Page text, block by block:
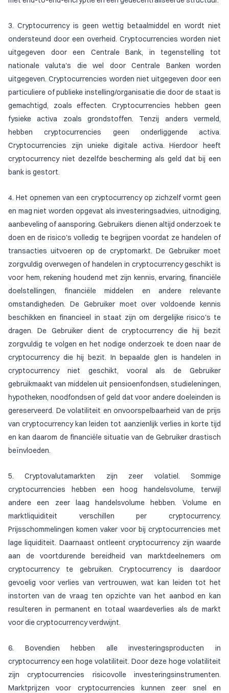
3. Cryptocurrency is geen wettig betaalmiddel en wordt niet
ondersteund door een overheid. Cryptocurrencies worden niet
uitgegeven door een Centrale Bank, in tegenstelling tot
nationale valuta's die wel door Centrale Banken worden
uitgegeven. Cryptocurrencies worden niet uitgegeven door een
particuliere of publieke instelling/organisatie die door de staat is
gemachtigd, zoals effecten. Cryptocurrencies hebben geen
fysieke activa zoals grondstoffen. Tenzij anders vermeld,
hebben cryptocurrencies geen onderliggende activa.
Cryptocurrencies zijn unieke digitale activa. Hierdoor heeft
cryptocurrency niet dezelfde bescherming als geld dat bij een
bank is gestort.
4. Het opnemen van een cryptocurrency op zichzelf vormt geen
en mag niet worden opgevat als investeringsadvies, uitnodiging,
aanbeveling of aansporing. Gebruikers dienen altijd onderzoek te
doen en de risico's volledig te begrijpen voordat ze handelen of
transacties uitvoeren op de cryptomarkt. De Gebruiker moet
zorgvuldig overwegen of handelen in cryptocurrency geschikt is
voor hem, rekening houdend met zijn kennis, ervaring, financiële
doelstellingen, financiële middelen en andere relevante
omstandigheden. De Gebruiker moet over voldoende kennis
beschikken en financieel in staat zijn om dergelijke risico's te
dragen. De Gebruiker dient de cryptocurrency die hij bezit
zorgvuldig te volgen en het nodige onderzoek te doen naar de
cryptocurrency die hij bezit. In bepaalde glen is handelen in
cryptocurrency niet geschikt, vooral als de Gebruiker
gebruikmaakt van middelen uit pensioenfondsen, studieleningen,
hypotheken, noodfondsen of geld dat voor andere doeleinden is
gereserveerd. De volatiliteit en onvoorspelbaarheid van de prijs
van cryptocurrency kan leiden tot aanzienlijk verlies in korte tijd
en kan daarom de financiële situatie van de Gebruiker drastisch
beïnvloeden.
5. Cryptovalutamarkten zijn zeer volatiel. Sommige
cryptocurrencies hebben een hoog handelsvolume, terwijl
andere een zeer laag handelsvolume hebben. Volume en
marktliquiditeit verschillen per cryptocurrency.
Prijsschommelingen komen vaker voor bij cryptocurrencies met
lage liquiditeit. Daarnaast ontleent cryptocurrency zijn waarde
aan de voortdurende bereidheid van marktdeelnemers om
cryptocurrency te gebruiken. Cryptocurrency is daardoor
gevoelig voor verlies van vertrouwen, wat kan leiden tot het
instorten van de vraag ten opzichte van het aanbod en kan
resulteren in permanent en totaal waardeverlies als de markt
voor die cryptocurrency verdwijnt.
6. Bovendien hebben alle investeringsproducten in
cryptocurrency een hoge volatiliteit. Door deze hoge volatiliteit
zijn cryptocurrencies risicovolle investeringsinstrumenten.
Marktprijzen voor cryptocurrencies kunnen zeer snel en